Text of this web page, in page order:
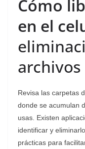
Cómo
en el
archivos
Revisa las carpetas
donde se acumulan
usas. Existen
identificar y
prácticas para